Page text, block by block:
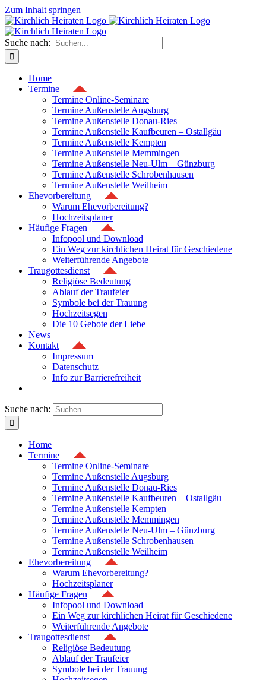
Zum Inhalt springen
Suche nach:
Home
Termine
Termine Online-Seminare
Termine Außenstelle Augsburg
Termine Außenstelle Donau-Ries
Termine Außenstelle Kaufbeuren – Ostallgäu
Termine Außenstelle Kempten
Termine Außenstelle Memmingen
Termine Außenstelle Neu-Ulm – Günzburg
Termine Außenstelle Schrobenhausen
Termine Außenstelle Weilheim
Ehevorbereitung
Warum Ehevorbereitung?
Hochzeitsplaner
Häufige Fragen
Infopool und Download
Ein Weg zur kirchlichen Heirat für Geschiedene
Weiterführende Angebote
Traugottesdienst
Religiöse Bedeutung
Ablauf der Traufeier
Symbole bei der Trauung
Hochzeitsegen
Die 10 Gebote der Liebe
News
Kontakt
Impressum
Datenschutz
Info zur Barrierefreiheit
Suche nach:
Home
Termine
Termine Online-Seminare
Termine Außenstelle Augsburg
Termine Außenstelle Donau-Ries
Termine Außenstelle Kaufbeuren – Ostallgäu
Termine Außenstelle Kempten
Termine Außenstelle Memmingen
Termine Außenstelle Neu-Ulm – Günzburg
Termine Außenstelle Schrobenhausen
Termine Außenstelle Weilheim
Ehevorbereitung
Warum Ehevorbereitung?
Hochzeitsplaner
Häufige Fragen
Infopool und Download
Ein Weg zur kirchlichen Heirat für Geschiedene
Weiterführende Angebote
Traugottesdienst
Religiöse Bedeutung
Ablauf der Traufeier
Symbole bei der Trauung